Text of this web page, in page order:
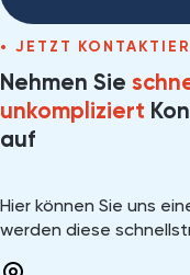
JETZT
Nehmen Sie
unkompliziert
auf
Hier können Sie uns
werden diese